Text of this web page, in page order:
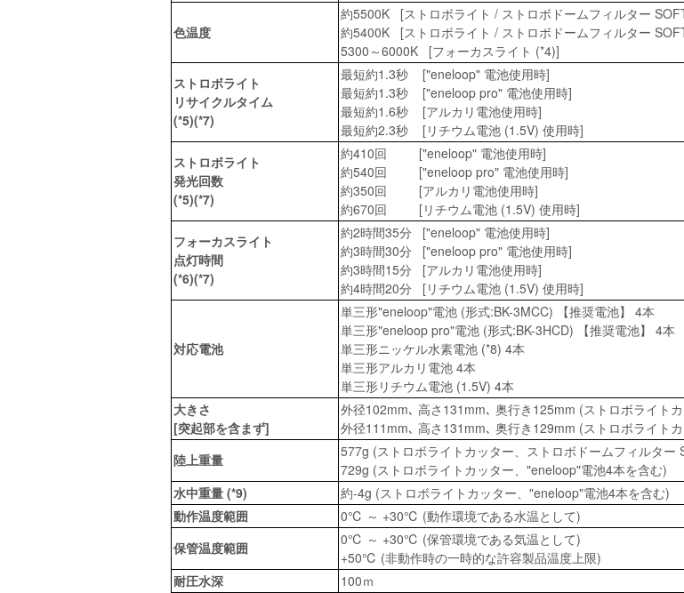
色温度
約5500K [ストロボライト / ストロボドームフィルター
約5400K [ストロボライト / ストロボドームフィルター
5300～6000K [フォーカスライト (*4)]
ストロボライト
リサイクルタイム
(*5)(*7)
最短約1.3秒 ["eneloop" 電池使用時]
最短約1.3秒 ["eneloop pro" 電池使用時]
最短約1.6秒 [アルカリ電池使用時]
最短約2.3秒 [リチウム電池 (1.5V) 使用時]
ストロボライト
発光回数
(*5)(*7)
約410回 ["eneloop" 電池使用時]
約540回 ["eneloop pro" 電池使用時]
約350回 [アルカリ電池使用時]
約670回 [リチウム電池 (1.5V) 使用時]
フォーカスライト
点灯時間
(*6)(*7)
約2時間35分 ["eneloop" 電池使用時]
約3時間30分 ["eneloop pro" 電池使用時]
約3時間15分 [アルカリ電池使用時]
約4時間20分 [リチウム電池 (1.5V) 使用時]
対応電池
単三形"eneloop"電池 (形式:BK-3MCC) 【推奨電池】 4本
単三形"eneloop pro"電池 (形式:BK-3HCD) 【推奨電池】 4本
単三形ニッケル水素電池 (*8) 4本
単三形アルカリ電池 4本
単三形リチウム電池 (1.5V) 4本
大きさ
[突起部を含まず]
外径102mm､ 高さ131mm､ 奥行き125mm (ストロボライト
外径111mm､ 高さ131mm､ 奥行き129mm (ストロボライト
陸上重量
577g (ストロボライトカッター、ストロボドームフィルター
729g (ストロボライトカッター、"eneloop"電池4本を含む)
水中重量 (*9)
約-4g (ストロボライトカッター、"eneloop"電池4本を含む)
動作温度範囲
0℃ ～ +30℃ (動作環境である水温として)
保管温度範囲
0℃ ～ +30℃ (保管環境である気温として)
+50℃ (非動作時の一時的な許容製品温度上限)
耐圧水深
100ｍ